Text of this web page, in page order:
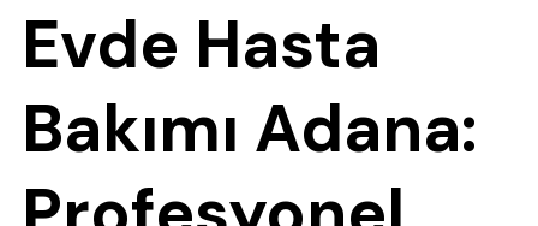
Evde Hasta
Bakımı Adana: